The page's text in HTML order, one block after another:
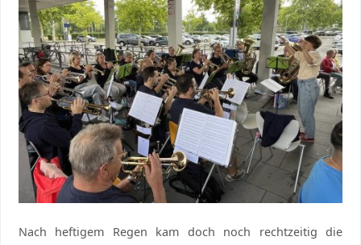
Nach heftigem Regen kam doch noch rechtzeitig die